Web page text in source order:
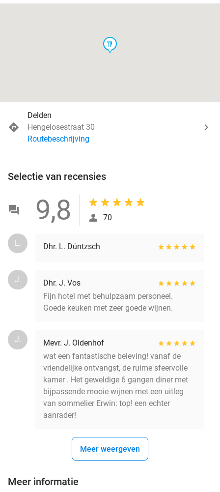
food
Delden
Hengelosestraat 30
Routebeschrijving
Selectie van recensies
9,8 70
L. Dhr. L. Düntzsch
J.
Dhr. J. Vos
Fijn hotel met behulpzaam personeel.
Goede keuken met zeer goede wijnen.
J.
Mevr. J. Oldenhof
wat een fantastische beleving! vanaf de
vriendelijke ontvangst, de ruime sfeervolle
kamer . Het geweldige 6 gangen diner met
bijpassende mooie wijnen met een uitleg
van sommelier Erwin: top! een echter
aanrader!
Meer weergeven
Meer informatie